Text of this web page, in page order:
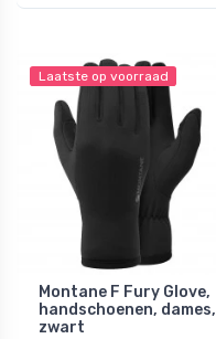
Laatste op voorraad
Montane F Fury Glove,
handschoenen, dames,
zwart